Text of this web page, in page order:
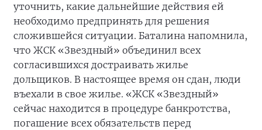
уточнить, какие дальнейшие действия ей
необходимо предпринять для решения
сложившейся ситуации. Баталина напомнила,
что ЖСК «Звездный» объединил всех
согласившихся достраивать жилье
дольщиков. В настоящее время он сдан, люди
въехали в свое жилье. «ЖСК «Звездный»
сейчас находится в процедуре банкротства,
погашение всех обязательств перед